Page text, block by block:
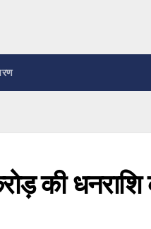
की धनराशि